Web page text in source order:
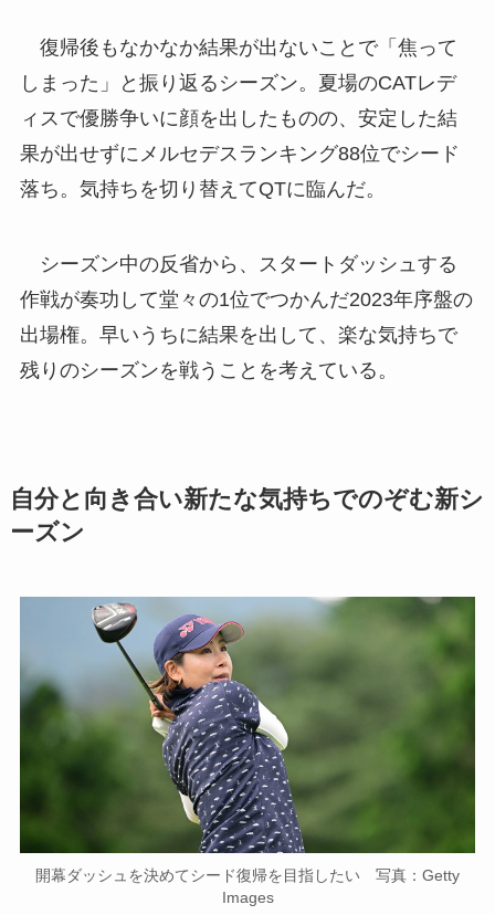
復帰後もなかなか結果が出ないことで「焦って
しまった」と振り返るシーズン。夏場のCATレデ
ィスで優勝争いに顔を出したものの、安定した結
果が出せずにメルセデスランキング88位でシード
落ち。気持ちを切り替えてQTに臨んだ。
シーズン中の反省から、スタートダッシュする
作戦が奏功して堂々の1位でつかんだ2023年序盤の
出場権。早いうちに結果を出して、楽な気持ちで
残りのシーズンを戦うことを考えている。
自分と向き合い新たな気持ちでのぞむ新シ
ーズン
開幕ダッシュを決めてシード復帰を目指したい 写真：Getty
Images